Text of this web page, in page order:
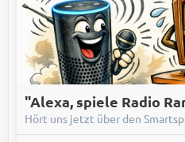
"Alexa, spiele Radio
Hört uns jetzt über den